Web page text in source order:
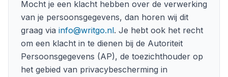
Mocht je een klacht hebben over de verwerking
van je persoonsgegevens, dan horen wij dit
graag via info@writgo.nl. Je hebt ook het recht
om een klacht in te dienen bij de Autoriteit
Persoonsgegevens (AP), de toezichthouder op
het gebied van privacybescherming in